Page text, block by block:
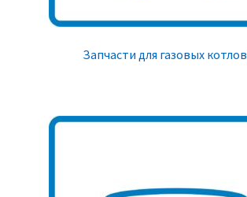
Запчасти для газовых котлов